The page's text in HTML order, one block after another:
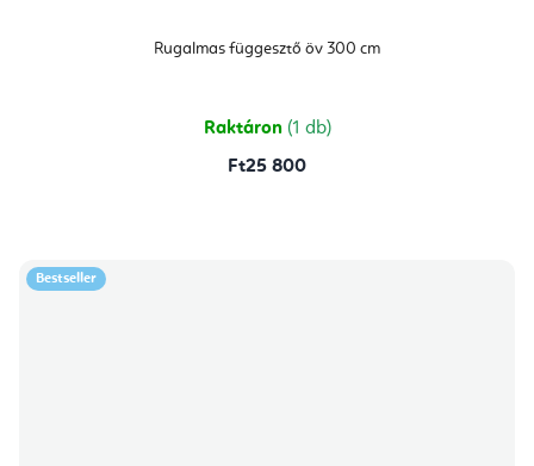
Rugalmas függesztő öv 300 cm
Raktáron (1 db)
Ft25 800
Bestseller